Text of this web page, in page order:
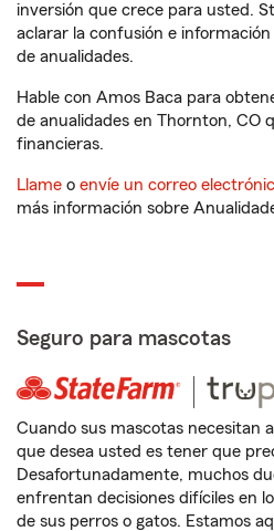
inversión que crece para usted.
aclarar la confusión e
de anualidades.
Hable con Amos Baca para
de anualidades en Thornton, CO
financieras.
Llame o envíe un correo
más información sobre
Seguro para mascotas
Cuando sus mascotas necesitan
que desea usted es tener que
Desafortunadamente, muchos
enfrentan decisiones difíciles en
de sus perros o gatos. Estamos